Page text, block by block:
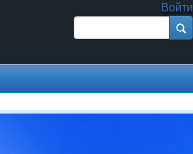
Войти
Форма поиска